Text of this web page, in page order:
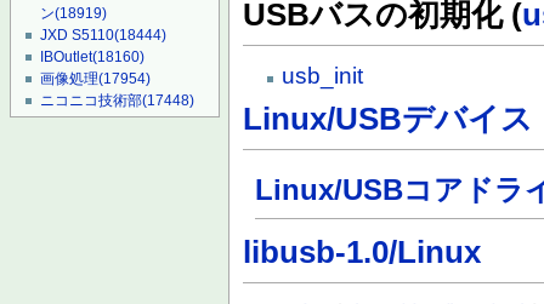
ン(18919)
JXD S5110(18444)
IBOutlet(18160)
画像処理(17954)
ニコニコ技術部(17448)
USBバスの初期化 (
usb_init
Linux/USBデバイス
Linux/USBコアドラ
libusb-1.0/Linux